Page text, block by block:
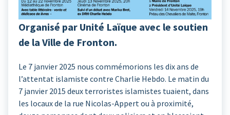
Organisé par Unité Laïque avec le soutien
de la Ville de Fronton.
Le 7 janvier 2025 nous commémorions les dix ans de
l’attentat islamiste contre Charlie Hebdo. Le matin du
7 janvier 2015 deux terroristes islamistes tuaient, dans
les locaux de la rue Nicolas-Appert ou à proximité,